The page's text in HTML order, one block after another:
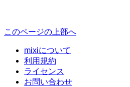
このページの上部へ
mixiについて
利用規約
ライセンス
お問い合わせ